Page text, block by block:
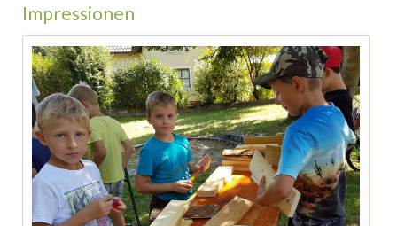
Impressionen